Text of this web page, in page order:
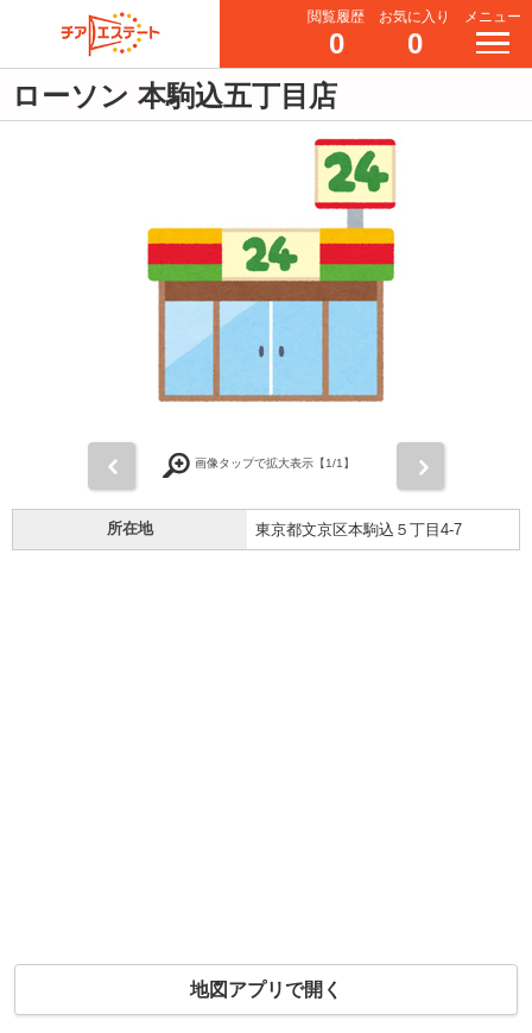
閲覧履歴
0
お気に入り
0
メニュー
ローソン 本駒込五丁目店
画像タップで拡大表示【1/1】
所在地 東京都文京区本駒込５丁目4-7
地図アプリで開く